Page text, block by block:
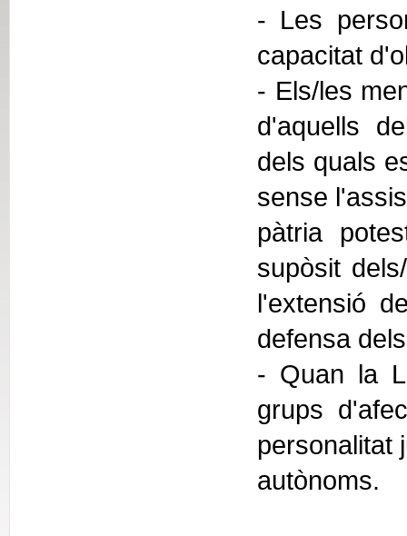
- Les
capacitat
- Els/les
d'aquells
dels quals
sense
pàtria
supòsit
l'extensió
defensa
- Quan la
grups
personalitat
autònoms.